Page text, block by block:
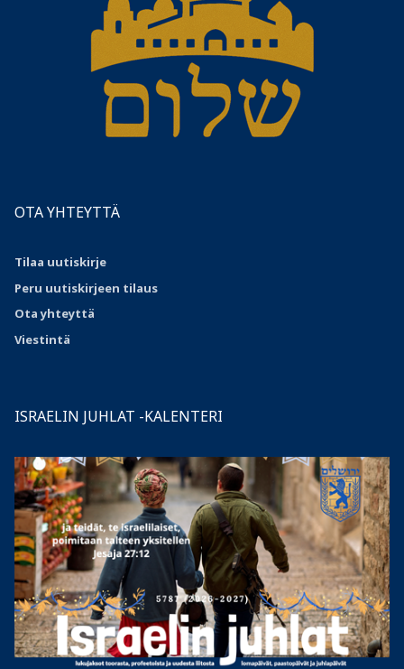
OTA YHTEYTTÄ
Tilaa uutiskirje
Peru uutiskirjeen tilaus
Otayhteyttä
Viestintä
ISRAELIN JUHLAT -KALENTERI